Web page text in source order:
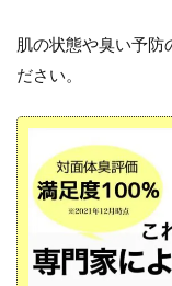
肌の状態や臭い予防
ださい。